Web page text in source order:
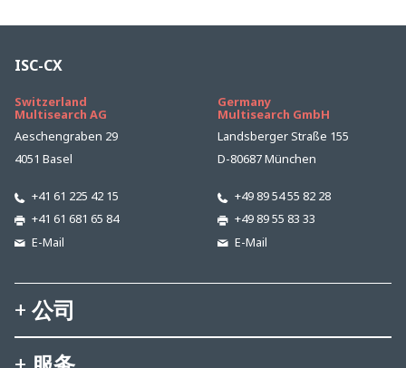
ISC-CX
Switzerland
Multisearch AG
Aeschengraben 29
4051 Basel
+41 61 225 42 15
+41 61 681 65 84
E-Mail
Germany
Multisearch GmbH
Landsberger Straße 155
D-80687 München
+49 89 54 55 82 28
+49 89 55 83 33
E-Mail
公司